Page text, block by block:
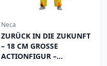
Neca
ZURÜCK IN DIE ZUKUNFT
– 18 CM GROSSE
ACTIONFIGUR –